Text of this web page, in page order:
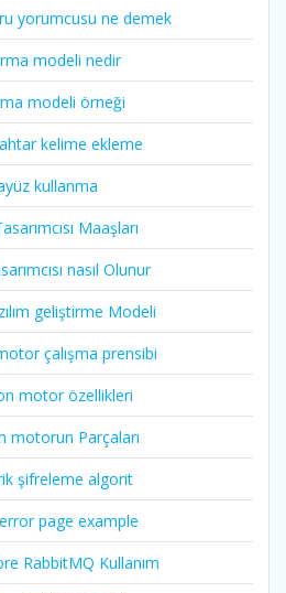
yorumcusu ne demek
modeli nedir
modeli örneği
kelime ekleme
kullanma
Maaşları
nasıl Olunur
geliştirme Modeli
çalışma prensibi
motor özellikleri
motorun Parçaları
şifreleme algorit
page example
RabbitMQ Kullanım